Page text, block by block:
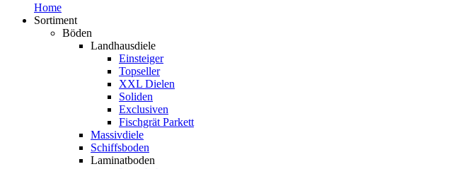
Home
Sortiment
Böden
Landhausdiele
Einsteiger
Topseller
XXL Dielen
Soliden
Exclusiven
Fischgrät Parkett
Massivdiele
Schiffsboden
Laminatboden